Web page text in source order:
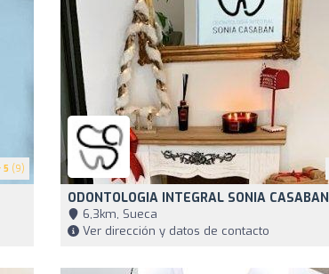
5 (9)
ODONTOLOGIA INTEGRAL SONIA CASABAN
6,3km, Sueca
Ver dirección y datos de contacto